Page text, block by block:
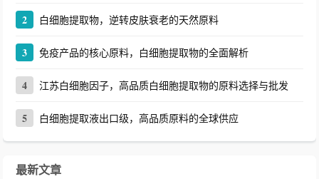
2 白细胞提取物，逆转皮肤衰老的天然原料
3 免疫产品的核心原料，白细胞提取物的全面解析
4 江苏白细胞因子，高品质白细胞提取物的原料选择与批发
5 白细胞提取液出口级，高品质原料的全球供应
最新文章